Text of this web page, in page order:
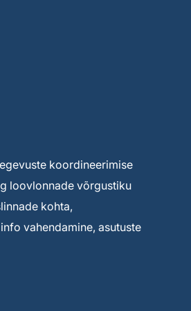
koordineerimise
loovlonnade võrgustiku
kohta,
vahendamine, asutuste